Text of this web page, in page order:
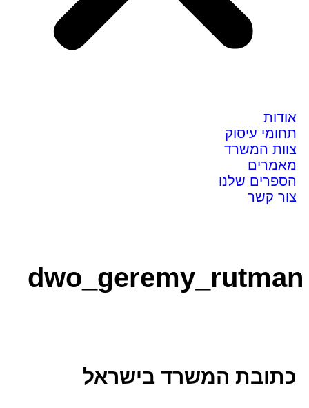
אודות
תחומי עיסוק
צוות המשרד
מאמרים
הספרים שלנו
צור קשר
dwo_geremy_rutman
כתובת המשרד בישראל